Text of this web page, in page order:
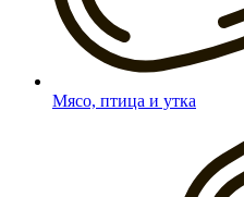
Мясо, птица и утка